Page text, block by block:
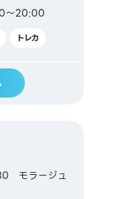
～20:00
トレカ
モラージュ